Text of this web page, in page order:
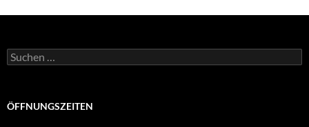
Suchen
nach:
ÖFFNUNGSZEITEN